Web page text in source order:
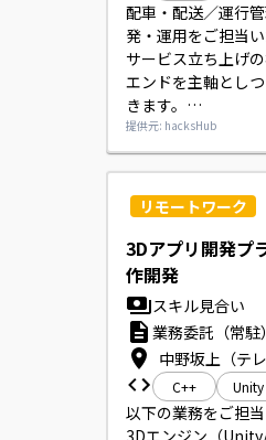
配車・配送／運行
発・運用をご担当い
サービス立ち上げ
エンドを主軸とし
きます。
車両／車載データ
ービス前提のサー
品質・運用性改善
クラウド（AWSま
定・構築にも参画い
提供元: hacksHub
リモートワーク
3Dアプリ開発プ
作開発
スキル見合い
業務委託（常駐）
中野坂上（テ
C++ Unity
以下の業務をご担当
3Dエンジン（